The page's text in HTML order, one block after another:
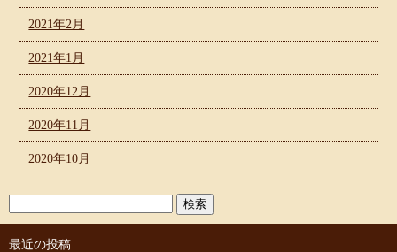
2021年2月
2021年1月
2020年12月
2020年11月
2020年10月
最近の投稿